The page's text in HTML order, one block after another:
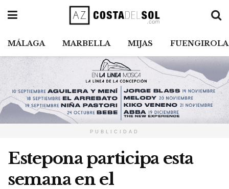
MÁLAGA MARBELLA MIJAS FUENGIROLA
PUBLICIDAD
Estepona participa esta
semana en el